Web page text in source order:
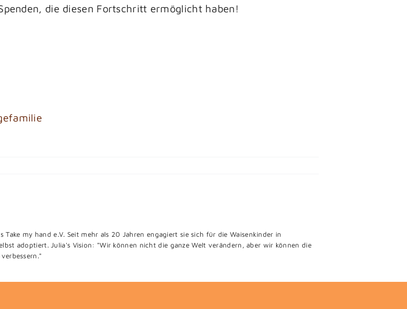
die diesen Fortschritt ermöglicht haben!
Take my hand e.V. Seit mehr als 20 Jahren engagiert sie sich für die Waisenkinder in
adoptiert. Julia's Vision: "Wir können nicht die ganze Welt verändern, aber wir können die